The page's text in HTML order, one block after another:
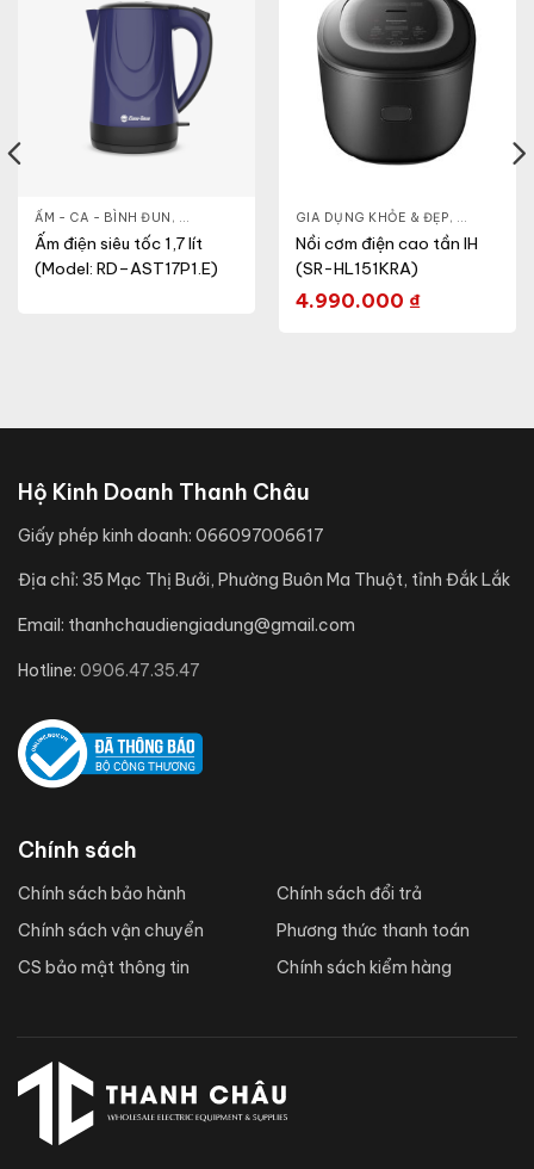
ẤM - CA - BÌNH ĐUN , GIA DỤNG KHỎE & ĐẸP,NỒI - ẤM - CA - BÌNH
Ấm điện siêu tốc 1,7 lít
(Model: RD–AST17P1.E)
GIA DỤNG KHỎE & ĐẸP, NỒI - ẤM -
Nồi cơm điện cao tần IH
(SR-HL151KRA)
4.990.000 ₫
,LÒ VI SÓNG
Hộ Kinh Doanh Thanh Châu
Giấy phép kinh doanh: 066097006617
Địa chỉ: 35 Mạc Thị Bưởi, Phường Buôn Ma Thuột, tỉnh Đắk Lắk
Email: thanhchaudiengiadung@gmail.com
Hotline: 0906.47.35.47
Chính sách
Chính sách bảo hành
Chính sách vận chuyển
CS bảo mật thông tin
Chính sách đổi trả
Phương thức thanh toán
Chính sách kiểm hàng